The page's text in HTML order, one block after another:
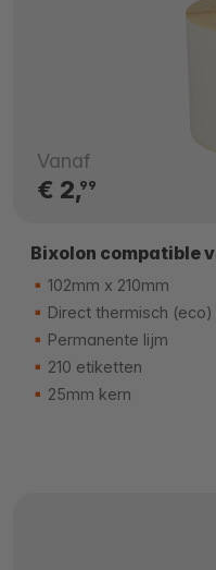
Vanaf
€ 2,99
Bixolon compatible
102mm x 210mm
Direct thermisch (eco)
Permanente lijm
210 etiketten
25mm kern